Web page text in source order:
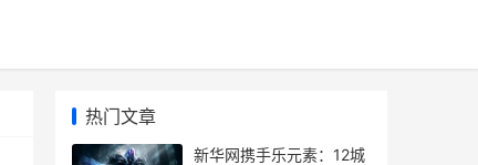
热门文章
新华网携手乐元素：12城